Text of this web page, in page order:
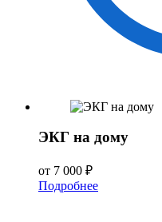
ЭКГ на дому
от 7 000 ₽
Подробнее